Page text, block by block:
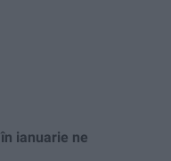
ianuarie ne